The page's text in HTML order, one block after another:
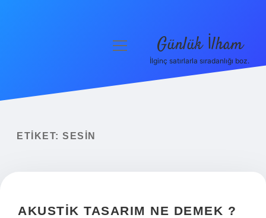
Yasal Uyarı
menüyü
Günlük İlham
İlginç satırlarla sıradanlığı boz.
ETIKET: SESIN
AKUSTIK TASARIM NE DEMEK ?